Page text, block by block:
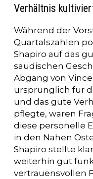
Verhältnis
Während der
Quartalszahlen
Shapiro auf das
saudischen
Abgang von
ursprünglich für
und das gute
pflegte, waren
diese personelle
in den Nahen
Shapiro stellte
weiterhin gut
vertrauensvollen